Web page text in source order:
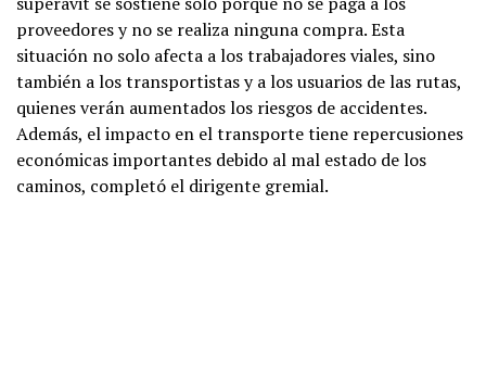
proveedores y no se realiza ninguna compra. Esta
situación no solo afecta a los trabajadores viales, sino
también a los transportistas y a los usuarios de las rutas,
quienes verán aumentados los riesgos de accidentes.
Además, el impacto en el transporte tiene repercusiones
económicas importantes debido al mal estado de los
caminos, completó el dirigente gremial.